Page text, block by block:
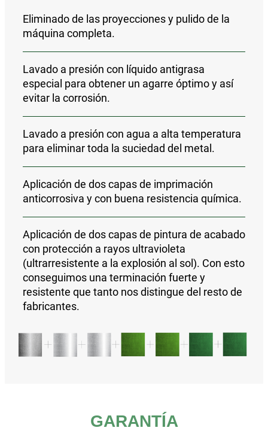
Eliminado de las proyecciones y pulidode la
máquina completa.
Lavado a presión con líquido antigrasa
especial para obtener un agarre óptimo y así
evitar la corrosión.
Lavado a presión con agua a alta temperatura
para eliminar toda la suciedad del metal.
Aplicación de dos capas de imprimación
anticorrosiva y con buena resistencia química.
Aplicación de dos capas de pintura de acabado
con protección a rayos ultravioleta
(ultrarresistente a la explosión al sol). Con esto
conseguimos una terminación fuerte y
resistente que tanto nos distingue del resto de
fabricantes.
GARANTÍA